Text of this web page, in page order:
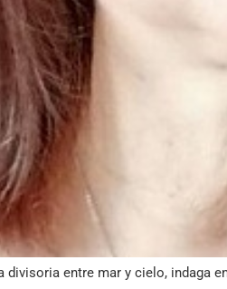
entre mar y cielo, indaga